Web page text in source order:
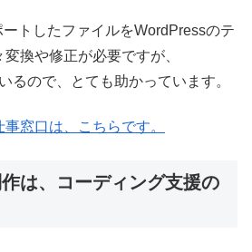
トしたファイルをWordPressのテ
換や修正が必要ですが、
るので、とても助かっています。
窓口は、こちらです。
は、コーディング支援の